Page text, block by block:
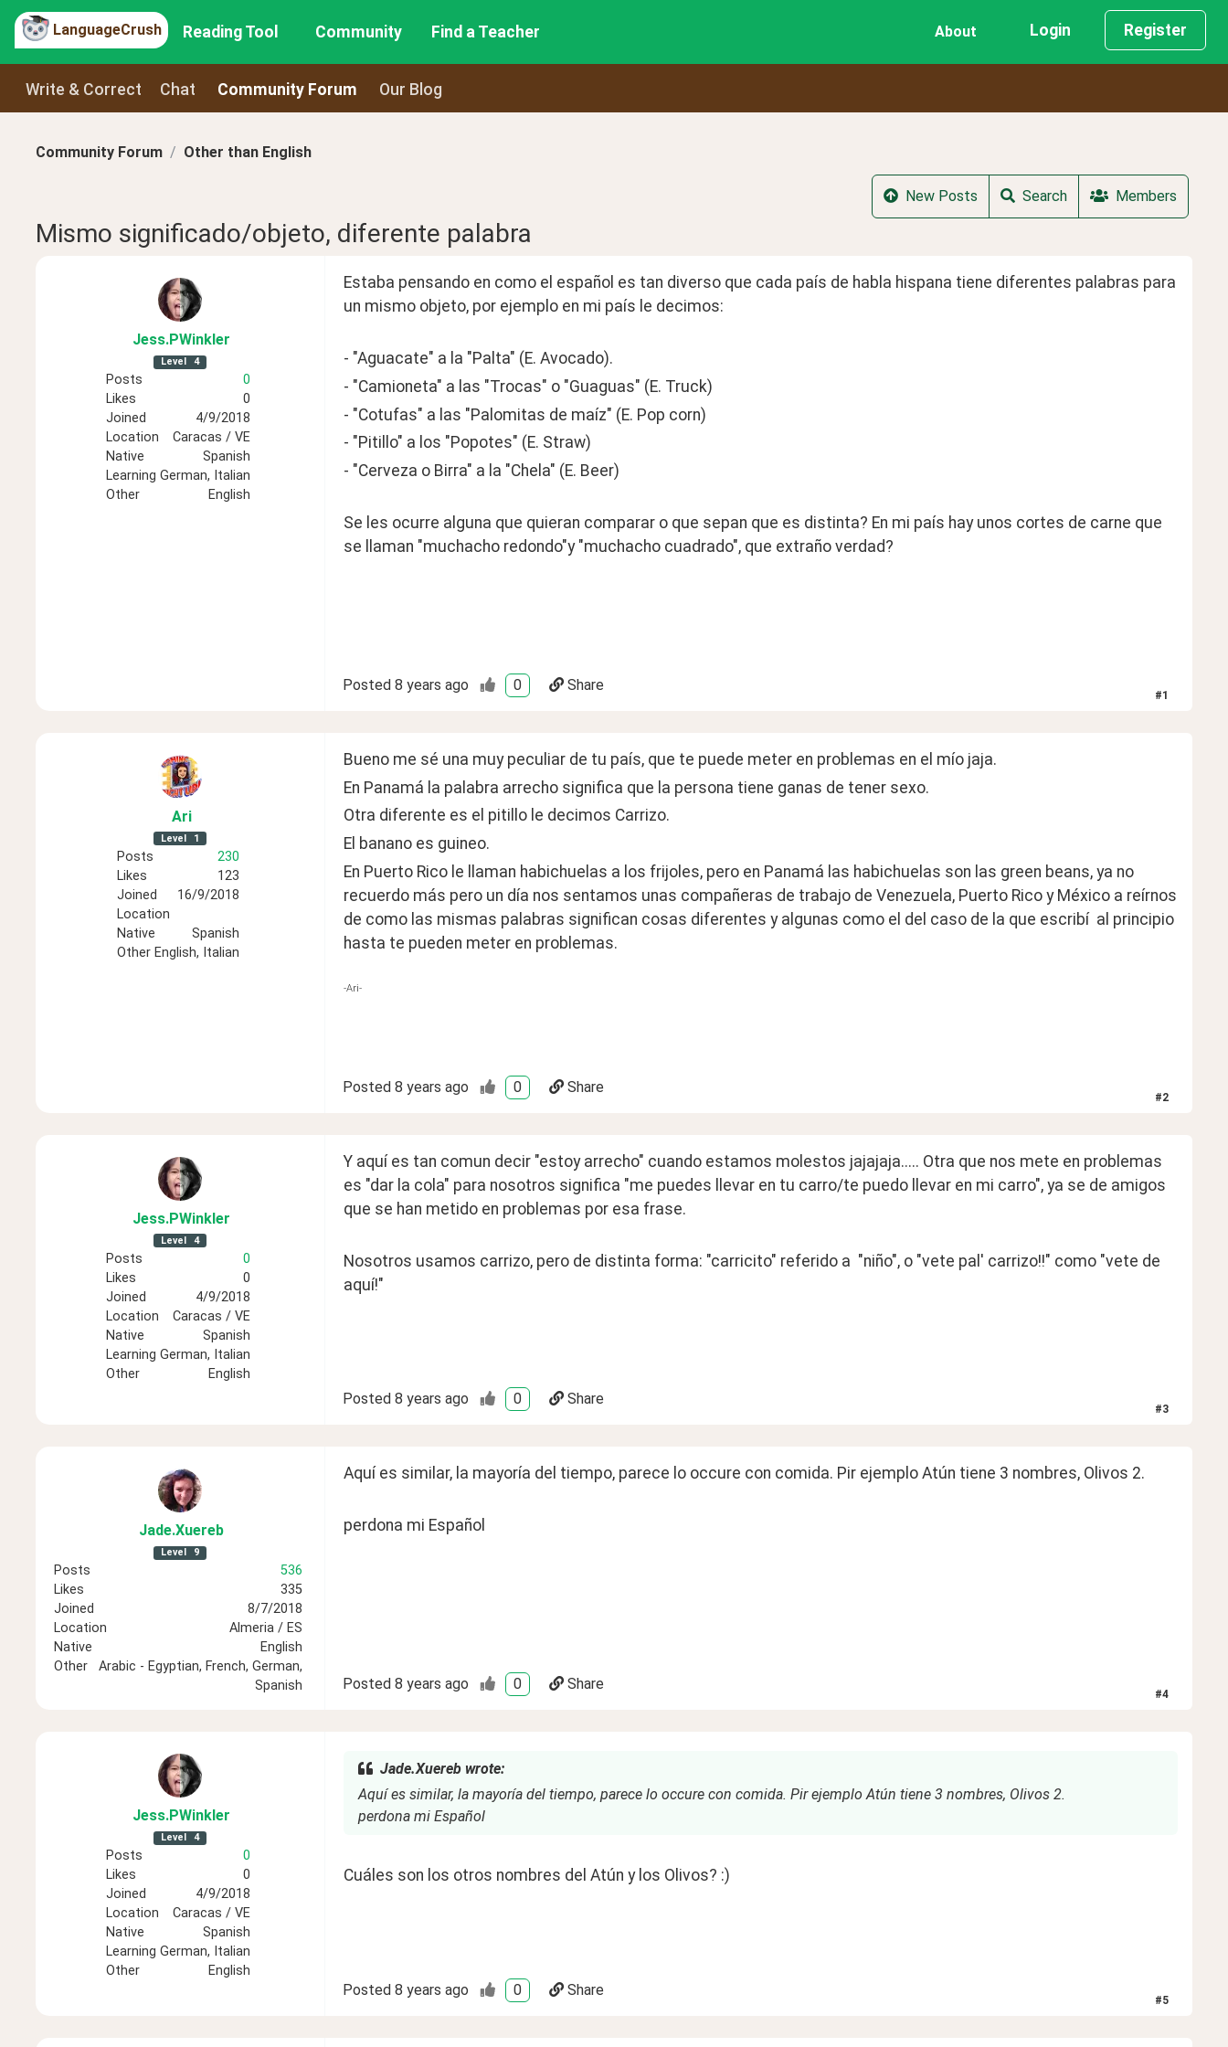
LanguageCrush Reading Tool Community Find a Teacher About Login Register
Write & Correct Chat Community Forum Our Blog
Community Forum Other than English
New Posts Search Members
Mismo significado/objeto, diferente palabra
Jess.PWinkler
Level 4
Posts
0
Likes
0
Joined
4/9/2018
Location
Caracas / VE
Native
Spanish
Learning German, Italian
Other
English
Estaba pensando en como el español es tan diverso que cada país de habla hispana tiene diferentes palabras para
un mismo objeto, por ejemplo en mi país le decimos:
- "Aguacate" a la "Palta" (E. Avocado).
- "Camioneta" a las "Trocas" o "Guaguas" (E. Truck)
- "Cotufas" a las "Palomitas de maíz" (E. Pop corn)
- "Pitillo" a los "Popotes" (E. Straw)
- "Cerveza o Birra" a la "Chela" (E. Beer)
Se les ocurre alguna que quieran comparar o que sepan que es distinta? En mi país hay unos cortes de carne que
se llaman "muchacho redondo"y "muchacho cuadrado", que extraño verdad?
Posted 8 years ago 0 Share
#1
Ari
Level 1
Posts
230
Likes
123
Joined
16/9/2018
Location
Native
Spanish
Other English, Italian
Bueno me sé una muy peculiar de tu país, que te puede meter en problemas en el mío jaja.
En Panamá la palabra arrecho significa que la persona tiene ganas de tener sexo.
Otra diferente es el pitillo le decimos Carrizo.
El banano es guineo.
En Puerto Rico le llaman habichuelas a los frijoles, pero en Panamá las habichuelas son las green beans, ya no
recuerdo más pero un día nos sentamos unas compañeras de trabajo de Venezuela, Puerto Rico y México a reírnos
de como las mismas palabras significan cosas diferentes y algunas como el del caso de la que escribí  al principio
hasta te pueden meter en problemas.
-Ari-
Posted 8 years ago 0 Share
#2
Jess.PWinkler
Level 4
Posts
0
Likes
0
Joined
4/9/2018
Location
Caracas / VE
Native
Spanish
Learning German, Italian
Other
English
Y aquí es tan comun decir "estoy arrecho" cuando estamos molestos jajajaja..... Otra que nos mete en problemas
es "dar la cola" para nosotros significa "me puedes llevar en tu carro/te puedo llevar en mi carro", ya se de amigos
que se han metido en problemas por esa frase.
Nosotros usamos carrizo, pero de distinta forma: "carricito" referido a  "niño", o "vete pal' carrizo!!" como "vete de
aquí!"
Posted 8 years ago 0 Share
#3
Jade.Xuereb
Level 9
Posts
536
Likes
335
Joined
8/7/2018
Location
Almeria / ES
Native
English
Other
Arabic - Egyptian, French, German,
Spanish
Aquí es similar, la mayoría del tiempo, parece lo occure con comida. Pir ejemplo Atún tiene 3 nombres, Olivos 2.
perdona mi Español
Posted 8 years ago 0 Share
#4
Jess.PWinkler
Level 4
Posts
0
Likes
0
Joined
4/9/2018
Location
Caracas / VE
Native
Spanish
Learning German, Italian
Other
English
Jade.Xuereb wrote:
Aquí es similar, la mayoría del tiempo, parece lo occure con comida. Pir ejemplo Atún tiene 3 nombres, Olivos 2.
perdona mi Español
Cuáles son los otros nombres del Atún y los Olivos? :)
Posted 8 years ago 0 Share
#5